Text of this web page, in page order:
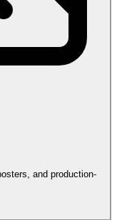
and production-